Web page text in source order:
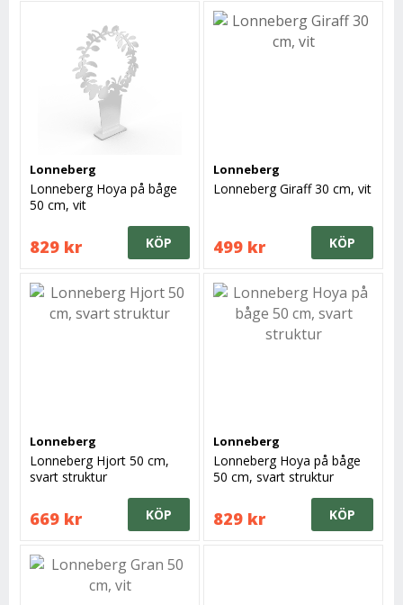
Lonneberg
Lonneberg Hoya på båge
50 cm, vit
829 kr KÖP
Lonneberg
Lonneberg Giraff 30 cm, vit
499 kr KÖP
Lonneberg
Lonneberg Hjort 50 cm,
svart struktur
669 kr KÖP
Lonneberg
Lonneberg Hoya på båge
50 cm, svart struktur
829 kr KÖP